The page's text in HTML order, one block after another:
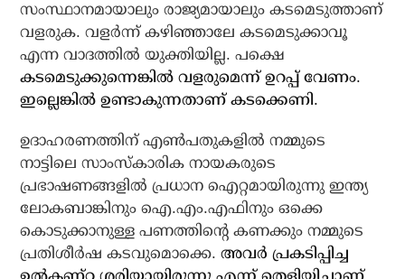
സംസ്ഥാനമായാലും രാജ്യമായാലും കടമെടുത്താണ്
വളരുക. വളര്‍ന്ന് കഴിഞ്ഞാലേ കടമെടുക്കാവൂ
എന്ന വാദത്തില്‍ യുക്തിയില്ല. പക്ഷെ
കടമെടുക്കുന്നെങ്കില്‍ വളരുമെന്ന് ഉറപ്പ് വേണം.
ഇല്ലെങ്കില്‍ ഉണ്ടാകുന്നതാണ് കടക്കെണി.
ഉദാഹരണത്തിന് എണ്‍പതുകളില്‍ നമ്മുടെ
നാട്ടിലെ സാംസ്‌കാരിക നായകരുടെ
പ്രഭാഷണങ്ങളില്‍ പ്രധാന ഐറ്റമായിരുന്നു ഇന്ത്യ
ലോകബാങ്കിനും ഐ.എം.എഫിനും ഒക്കെ
കൊടുക്കാനുള്ള പണത്തിന്റെ കണക്കും നമ്മുടെ
പ്രതിശീര്‍ഷ കടവുമൊക്കെ.അവര്‍ പ്രകടിപ്പിച്ച